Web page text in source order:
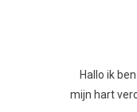
Hallo ik
mijn hart